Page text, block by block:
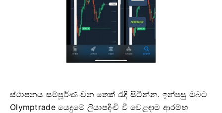
ස්ථාපනය සම්පූර්ණ වන තෙක් රැඳී සිටින්න. ඉන්පසු ඔබට
Olymptrade යෙදුමේ ලියාපදිංචි වී වෙළඳාම ආරම්භ